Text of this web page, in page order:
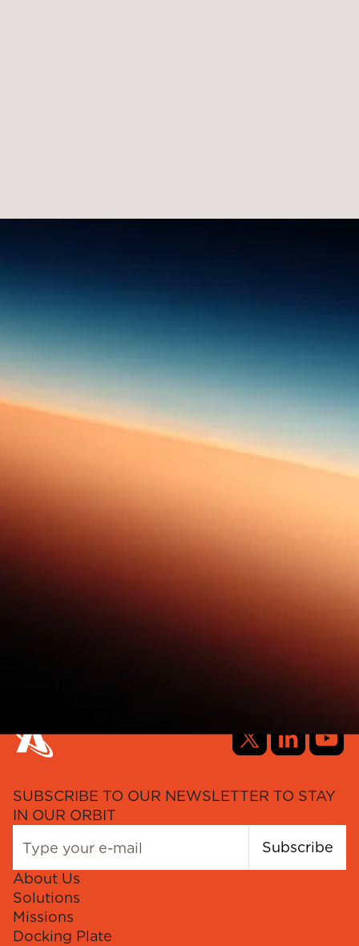
SUBSCRIBE TO OUR NEWSLETTER TO STAY
IN OUR ORBIT
Subscribe
About Us
Solutions
Missions
Docking Plate